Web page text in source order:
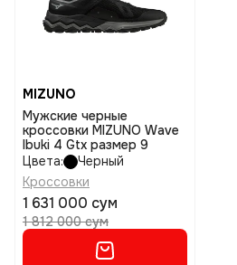
MIZUNO
Мужские черные
кроссовки MIZUNO Wave
Ibuki 4 Gtx размер 9
Цвета:
Черный
Кроссовки
1 631 000 сум
1 812 000 сум